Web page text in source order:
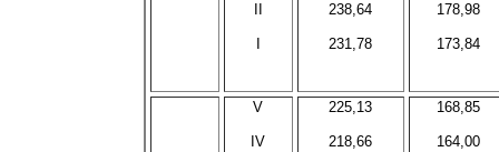
238,64
231,78
178,98
173,84
V
IV
225,13
218,66
168,85
164,00